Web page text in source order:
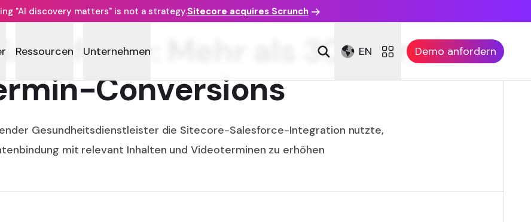
"AI discovery matters" is not a strategy.Sitecore acquires Scrunch
Ressourcen Unternehmen EN Demo anfordern
Mehr als 30 % mehr
Conversions
Gesundheitsdienstleister die Sitecore-Salesforce-Integration nutzte,
mit relevant Inhalten und Videoterminen zu erhöhen